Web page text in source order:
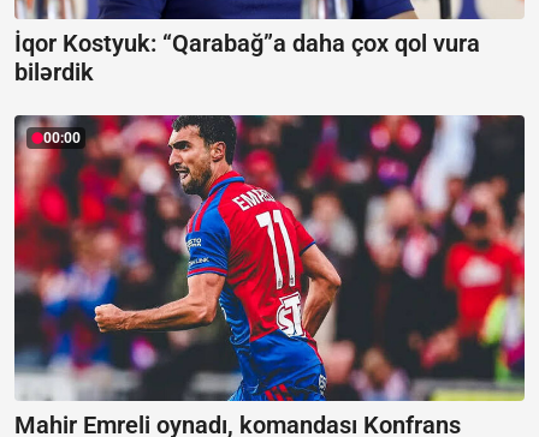
İqor Kostyuk: “Qarabağ”a daha çox qol vura
bilərdik
00:00
Mahir Emreli oynadı, komandası Konfrans